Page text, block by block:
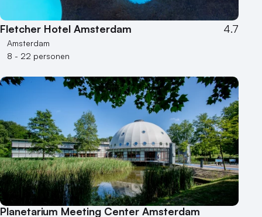
Fletcher Hotel Amsterdam 4.7
Amsterdam
8 - 22 personen
Planetarium Meeting Center Amsterdam